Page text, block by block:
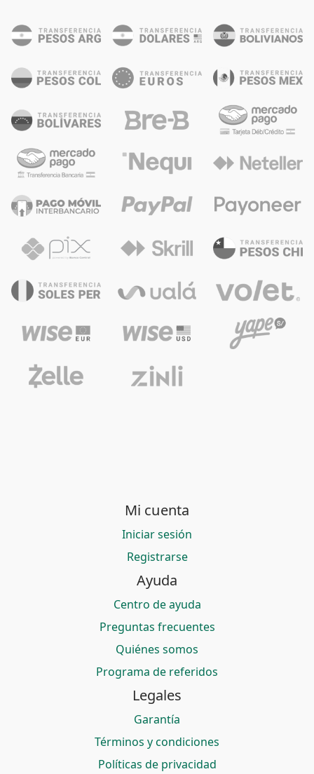
Mi cuenta
Iniciar sesión
Registrarse
Ayuda
Centro de ayuda
Preguntas frecuentes
Quiénes somos
Programa de referidos
Legales
Garantía
Términos y condiciones
Políticas de privacidad